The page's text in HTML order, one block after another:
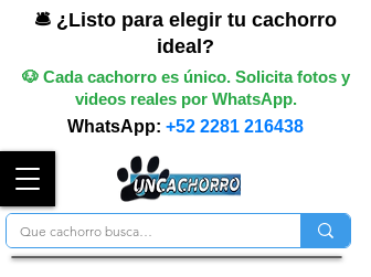
🛎️ ¿Listo para elegir tu cachorro
ideal?
🐶 Cada cachorro es único. Solicita fotos y
videos reales por WhatsApp.
WhatsApp: +52 2281 216438